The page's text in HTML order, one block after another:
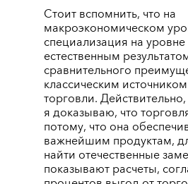
Стоит вспомнить, что на
макроэкономическом
специализация на
естественным
сравнительного
классическим
торговли.
я доказываю, что
потому, что она
важнейшим продуктам,
найти отечественные
показывают расчеты,